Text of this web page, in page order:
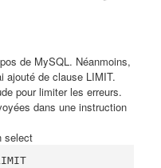
de MySQL. Néanmoins,
ajouté de clause LIMIT.
pour limiter les erreurs.
dans une instruction
select